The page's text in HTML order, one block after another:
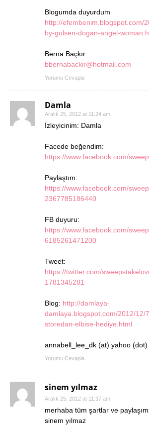
Blogumda duyurdum
http://efembenim.blogspot.com/
by-gulsen-dogan-angel-
Berna Baçkır
bbernabackir@hotmail.com
Yorumu Cevapla
Damla
Aralık 25, 2012 at 11:24 am
İzleyicinim: Damla
Facede beğendim:
https://www.facebook.com/
Paylaştım:
https://www.facebook.com/
2367785186440
FB duyuru:
https://www.facebook.com/
6185261471200
Tweet:
https://twitter.com/
1781345281
Blog: http://damlaya-
damlaya.blogspot.com/2012/12/
storedan-elbise-hediye.html
annabell_lee_dk (at) yahoo (dot)
Yorumu Cevapla
sinem yılmaz
Aralık 25, 2012 at 11:37 am
merhaba tüm şartlar ve
sinem yılmaz